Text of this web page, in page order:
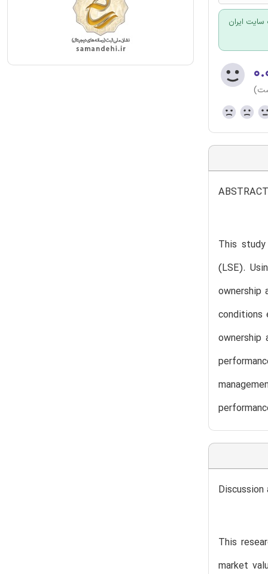
ایران
ABSTRACT
This
(LSE).
ownership
conditions
ownership
Discussion
This
market